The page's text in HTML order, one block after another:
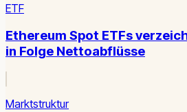
ETF
Ethereum Spot ETFs
in Folge Nettoabflüsse
Marktstruktur